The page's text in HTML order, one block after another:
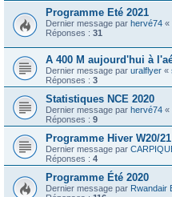
Programme Eté 2021
Dernier message par hervé74 «
Réponses : 31
A 400 M aujourd'hui à
Dernier message par uralflyer «
Réponses : 3
Statistiques NCE 2020
Dernier message par hervé74 «
Réponses : 9
Programme Hiver W20/21
Dernier message par
Réponses : 4
Programme Été 2020
Dernier message par Rwandair